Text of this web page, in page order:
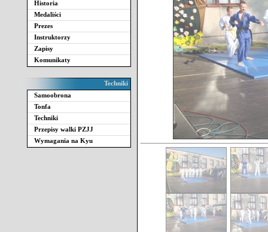
Historia
Medaliści
Prezes
Instruktorzy
Zapisy
Komunikaty
Techniki
Samoobrona
Tonfa
Techniki
Przepisy walki PZJJ
Wymagania na Kyu